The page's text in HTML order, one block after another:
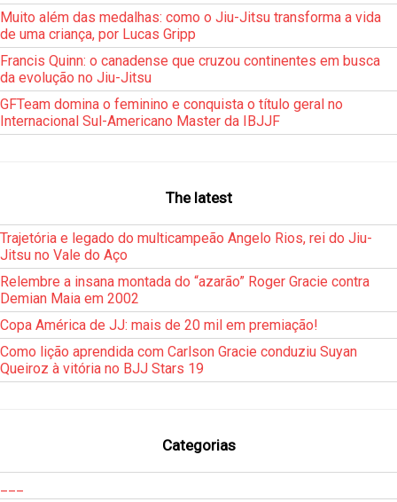
Muito além das medalhas: como o Jiu-Jitsu transforma a vida
de uma criança, por Lucas Gripp
Francis Quinn: o canadense que cruzou continentes em busca
da evolução no Jiu-Jitsu
GFTeam domina o feminino e conquista o título geral no
Internacional Sul-Americano Master da IBJJF
The latest
Trajetória e legado do multicampeão Angelo Rios, rei do Jiu-
Jitsu no Vale do Aço
Relembre a insana montada do “azarão” Roger Gracie contra
Demian Maia em 2002
Copa América de JJ: mais de 20 mil em premiação!
Como lição aprendida com Carlson Gracie conduziu Suyan
Queiroz à vitória no BJJ Stars 19
Categorias